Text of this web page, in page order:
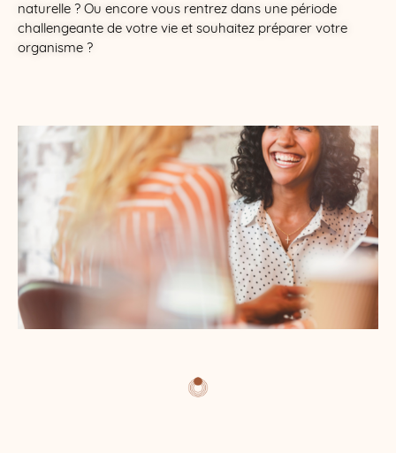
naturelle ? Ou encore vous rentrez dans une période
challengeante de votre vie et souhaitez préparer votre
organisme ?